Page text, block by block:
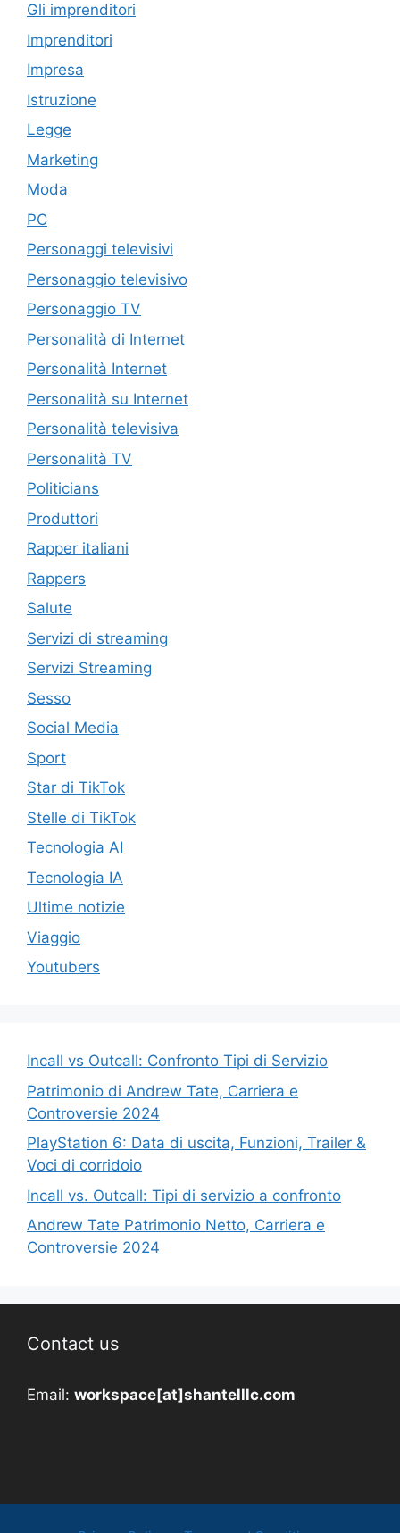
Gli imprenditori
Imprenditori
Impresa
Istruzione
Legge
Marketing
Moda
PC
Personaggi televisivi
Personaggio televisivo
Personaggio TV
Personalità di Internet
Personalità Internet
Personalità su Internet
Personalità televisiva
Personalità TV
Politicians
Produttori
Rapper italiani
Rappers
Salute
Servizi di streaming
Servizi Streaming
Sesso
Social Media
Sport
Star di TikTok
Stelle di TikTok
Tecnologia AI
Tecnologia IA
Ultime notizie
Viaggio
Youtubers
Incall vs Outcall: Confronto Tipi di Servizio
Patrimonio di Andrew Tate, Carriera e
Controversie 2024
PlayStation 6: Data di uscita, Funzioni, Trailer &
Voci di corridoio
Incall vs. Outcall: Tipi di servizio a confronto
Andrew Tate Patrimonio Netto, Carriera e
Controversie 2024
Contact us
Email: workspace[at]shantelllc.com